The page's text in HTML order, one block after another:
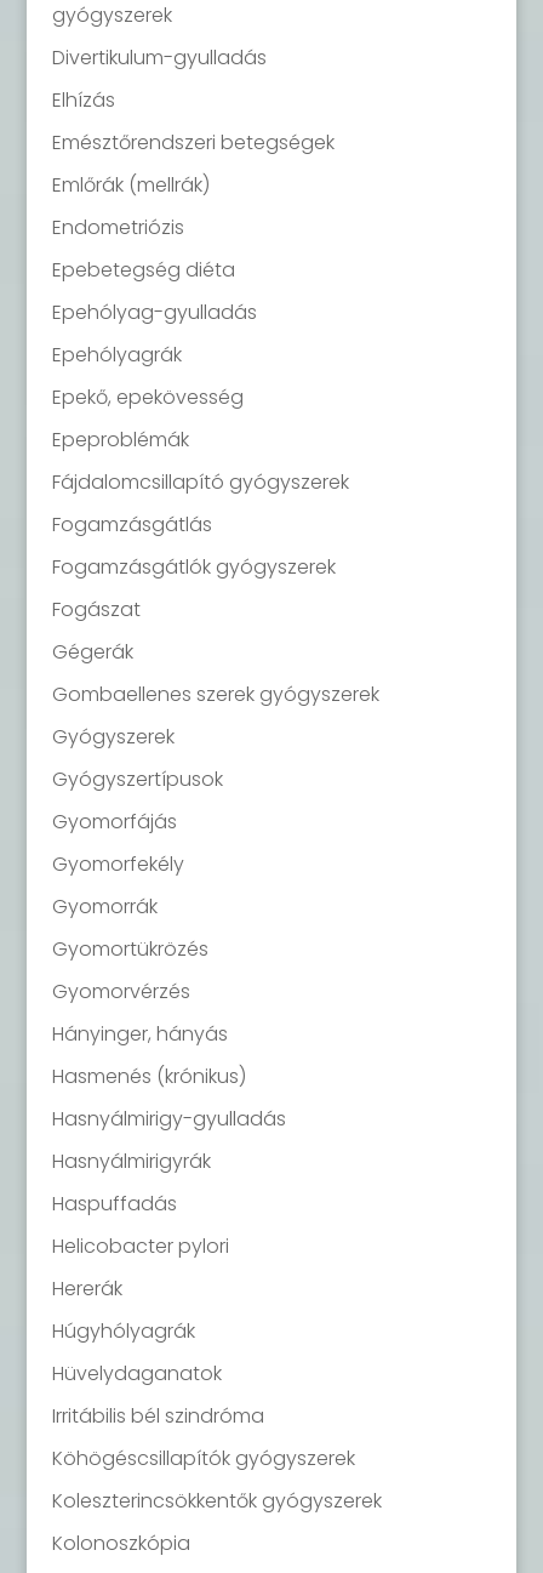
gyógyszerek
Divertikulum-gyulladás
Elhízás
Emésztőrendszeri betegségek
Emlőrák (mellrák)
Endometriózis
Epebetegség diéta
Epehólyag-gyulladás
Epehólyagrák
Epekő, epekövesség
Epeproblémák
Fájdalomcsillapító gyógyszerek
Fogamzásgátlás
Fogamzásgátlók gyógyszerek
Fogászat
Gégerák
Gombaellenes szerek gyógyszerek
Gyógyszerek
Gyógyszertípusok
Gyomorfájás
Gyomorfekély
Gyomorrák
Gyomortükrözés
Gyomorvérzés
Hányinger, hányás
Hasmenés (krónikus)
Hasnyálmirigy-gyulladás
Hasnyálmirigyrák
Haspuffadás
Helicobacter pylori
Hererák
Húgyhólyagrák
Hüvelydaganatok
Irritábilis bél szindróma
Köhögéscsillapítók gyógyszerek
Koleszterincsökkentők gyógyszerek
Kolonoszkópia